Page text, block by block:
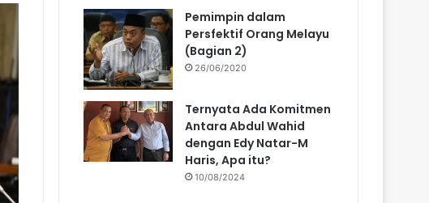
Pemimpin dalam
Persfektif Orang Melayu
(Bagian 2)
26/06/2020
Ternyata Ada Komitmen
Antara Abdul Wahid
dengan Edy Natar-M
Haris, Apa itu?
10/08/2024